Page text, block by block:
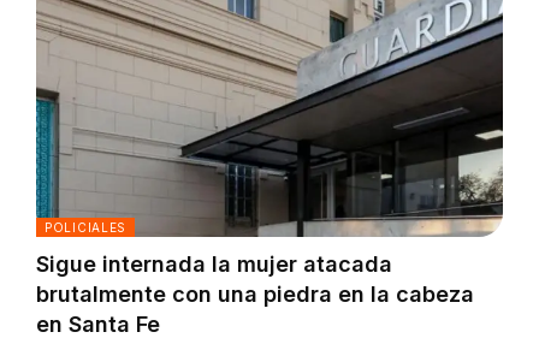
POLICIALES
Sigue internada la mujer atacada
brutalmente con una piedra en la cabeza
en Santa Fe